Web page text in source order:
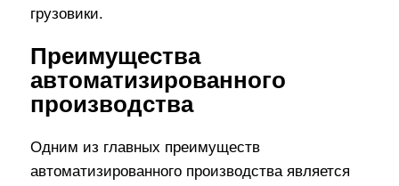
грузовики.
Преимущества
автоматизированного
производства
Одним из главных преимуществ
автоматизированного производства является